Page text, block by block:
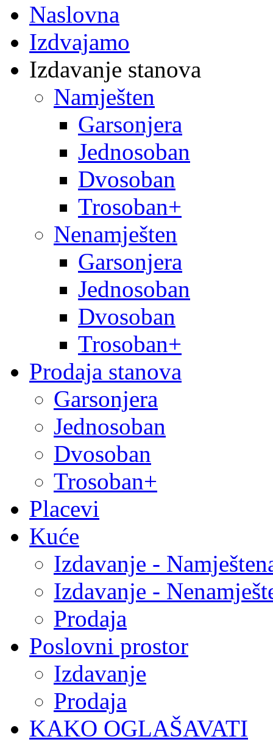
Naslovna
Izdvajamo
Izdavanje stanova
Namješten
Garsonjera
Jednosoban
Dvosoban
Trosoban+
Nenamješten
Garsonjera
Jednosoban
Dvosoban
Trosoban+
Prodaja stanova
Garsonjera
Jednosoban
Dvosoban
Trosoban+
Placevi
Kuće
Izdavanje -
Izdavanje -
Prodaja
Poslovni prostor
Izdavanje
Prodaja
KAKO OGLAŠAVATI